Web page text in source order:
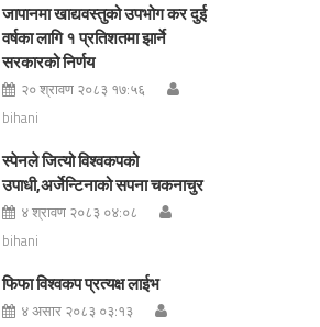
जापानमा खाद्यवस्तुको उपभोग कर दुई
वर्षका लागि १ प्रतिशतमा झार्ने
सरकारको निर्णय
२० श्रावण २०८३ १७:५६
bihani
स्पेनले जित्यो विश्वकपको
उपाधी,अर्जेन्टिनाको सपना चकनाचुर
४ श्रावण २०८३ ०४:०८
bihani
फिफा विश्वकप प्रत्यक्ष लाईभ
४ असार २०८३ ०३:१३